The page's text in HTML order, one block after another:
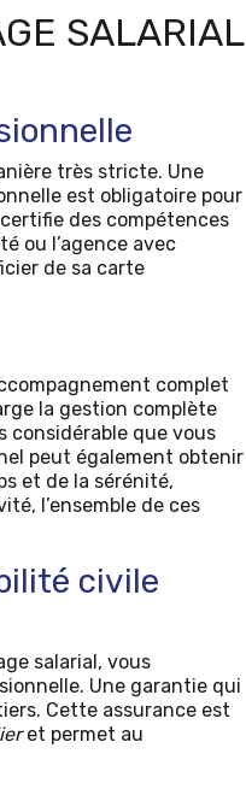
SALARIAL
très stricte. Une
est obligatoire pour
des compétences
ou l’agence avec
de sa carte
complet
la gestion complète
considérable que vous
peut également obtenir
et de la sérénité,
l’ensemble de ces
civile
salarial, vous
Une garantie qui
Cette assurance est
et permet au